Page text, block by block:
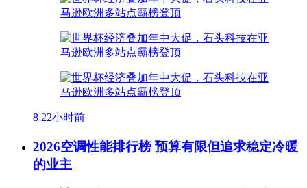
8 22小时前
2026空调性能排行榜 预算有限但追求稳定冷暖
的业主